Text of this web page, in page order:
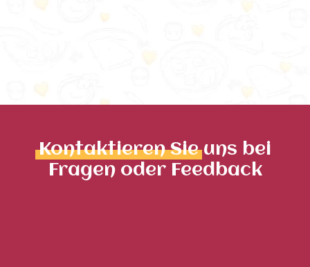
Kontaktieren Sieuns bei
Fragen oder Feedback